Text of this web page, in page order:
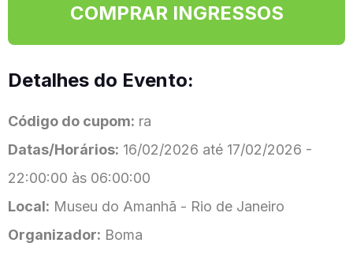
COMPRAR INGRESSOS
Detalhes do Evento:
Código do cupom: ra
Datas/Horários: 16/02/2026 até 17/02/2026 -
22:00:00 às 06:00:00
Local: Museu do Amanhã - Rio de Janeiro
Organizador: Boma